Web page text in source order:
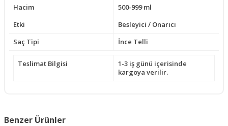
Hacim
500-999 ml
Etki
Besleyici / Onarıcı
Saç Tipi
İnce Telli
Teslimat Bilgisi
1-3 iş günü içerisinde
kargoya verilir.
Benzer Ürünler